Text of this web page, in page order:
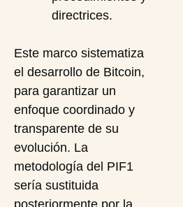
directrices.
Este marco sistematiza
el desarrollo de Bitcoin,
para garantizar un
enfoque coordinado y
transparente de su
evolución. La
metodología del PIF1
sería sustituida
posteriormente por la